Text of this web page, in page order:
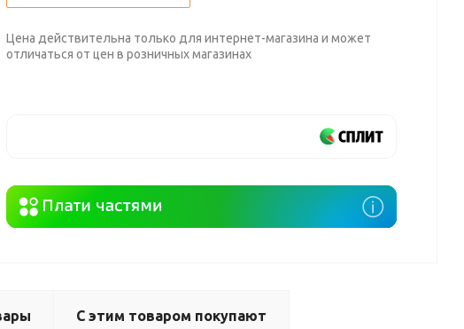
Цена действительна только для интернет-магазина и может
отличаться от цен в розничных магазинах
С этим товаром покупают